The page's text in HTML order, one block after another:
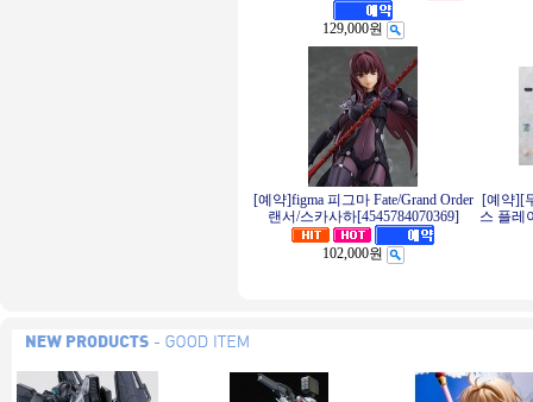
129,000원
[예약]figma 피그마 Fate/Grand Order
랜서/스카사하[4545784070369]
102,000원
[예약][
스 플레